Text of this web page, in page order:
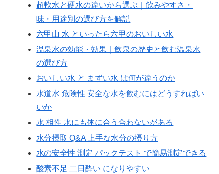
超軟水と硬水の違いから選ぶ｜飲みやすさ・
味・用途別の選び方を解説
六甲山 水 といったら六甲のおいしい水
温泉水の効能・効果｜飲泉の歴史と飲む温泉水
の選び方
おいしい水 と まずい水 は何が違うのか
水道水 危険性 安全な水を飲むにはどうすればい
いか
水 相性 水にも体に合う合わないがある
水分摂取 Q&A 上手な水分の摂り方
水の安全性 測定 パックテスト で簡易測定できる
酸素不足 二日酔い になりやすい